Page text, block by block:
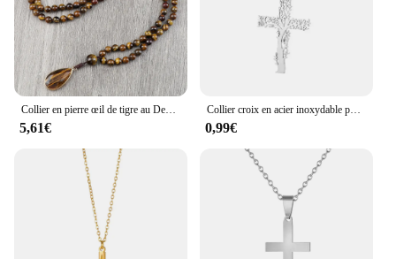
Collier en pierre œil de tigre au Design Vintage, noué à la main, 6mm, 108 perles Mala, pendentif goutte, bijoux de Yoga pour femmes et hommes, cadeaux
5,61€
Collier croix en acier inoxydable pour femme, pendentif document doré, colliers de la présidence, bijoux religieux rétro, cadeau bijoux
0,99€